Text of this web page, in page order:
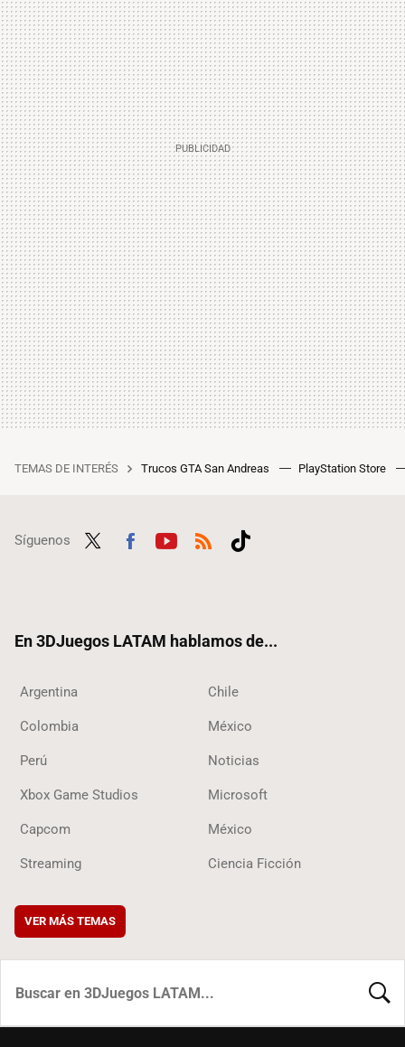
TEMAS DE INTERÉS Trucos GTA San Andreas PlayStation Store
Síguenos
En 3DJuegos LATAM hablamos de...
Argentina Chile
Colombia México
Perú Noticias
Xbox Game Studios Microsoft
Capcom México
Streaming Ciencia Ficción
VER MÁS TEMAS